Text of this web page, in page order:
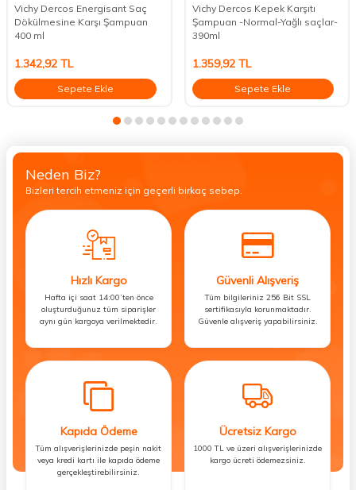
Vichy Dercos Energisant Saç
Dökülmesine Karşı Şampuan
400 ml
1.342,92 TL
Sepete Ekle
Vichy Dercos Kepek Karşıtı
Şampuan -Normal-Yağlı saçlar-
390ml
1.359,92TL
Sepete Ekle
Neden Biz?
Bizleri tercih etmeniz için geçerli birkaç sebep.
Hızlı Kargo
Hafta içi saat 14:00’ten önce
oluşturduğunuz tüm siparişler
aynı gün kargoya verilmektedir.
Güvenli Alışveriş
Tüm bilgileriniz 256 Bit SSL
sertifikasıyla korunmaktadır.
Güvenle alışveriş yapabilirsiniz.
Kapıda Ödeme
Tüm alışverişlerinizde peşin nakit
veya kredi kartı ile kapıda ödeme
gerçekleştirebilirsiniz.
Ücretsiz Kargo
1000 TL ve üzeri alışverişlerinizde
kargo ücreti ödemezsiniz.